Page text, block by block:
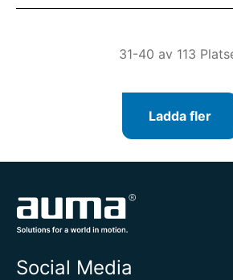
31-40 av 113
Ladda fler
Social Media